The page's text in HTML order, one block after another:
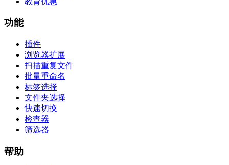
功能
插件
浏览器扩展
扫描重复文件
批量重命名
标签选择
文件夹选择
快速切换
检查器
筛选器
帮助